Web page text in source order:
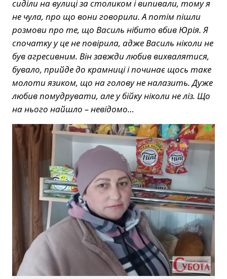
сиділи на вулиці за столиком і випивали, тому я
не чула, про що вони говорили. А потім пішли
розмови про те, що Василь нібито вбив Юрія. Я
спочатку у це не повірила, адже Василь ніколи не
був агресивним. Він завжди любив вихвалятися,
бувало, прийде до крамниці і починає щось таке
молоти язиком, що на голову не налазить. Дуже
любив помудрувати, але у бійку ніколи не ліз. Що
на нього найшло – невідомо…